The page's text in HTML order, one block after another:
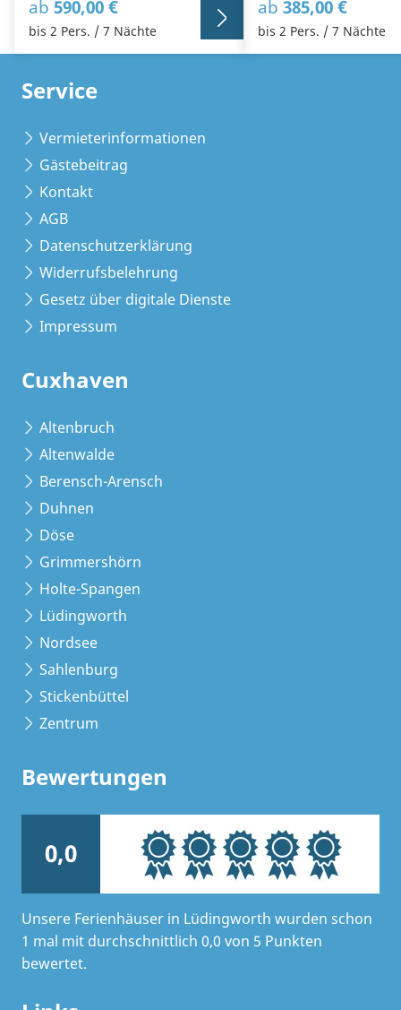
ab 590,00 €
bis 2 Pers. / 7 Nächte
ab 385,00 €
bis 2 Pers. / 7 Nächte
Service
Vermieterinformationen
Gästebeitrag
Kontakt
AGB
Datenschutzerklärung
Widerrufsbelehrung
Gesetz über digitale Dienste
Impressum
Cuxhaven
Altenbruch
Altenwalde
Berensch-Arensch
Duhnen
Döse
Grimmershörn
Holte-Spangen
Lüdingworth
Nordsee
Sahlenburg
Stickenbüttel
Zentrum
Bewertungen
0,0
Unsere Ferienhäuser in Lüdingworth wurden schon
1 mal mit durchschnittlich 0,0 von 5 Punkten
bewertet.